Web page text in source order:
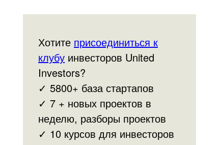
Хотите присоединиться к
клубу инвесторов United
Investors?
✓ 5800+ база стартапов
✓ 7 + новых проектов в
неделю, разборы проектов
✓ 10 курсов для инвесторов